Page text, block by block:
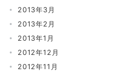
2013年3月
2013年2月
2013年1月
2012年12月
2012年11月